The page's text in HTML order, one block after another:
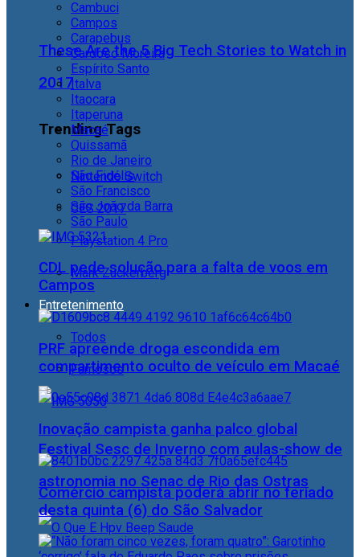
These Are the 5 Big Tech Stories to Watch in
2017
Trending Tags
Nintendo Switch
CES 2017
Playstation 4 Pro
Mark Zuckerberg
Entretenimento
Todos
Famosos
Festival Sesc de Inverno com aulas-show de
astronomia no Senac de Rio das Ostras
Cambuci
Campos
Carapebus
Cardoso Moreira
Espírito Santo
Italva
Itaocara
Itaperuna
Macaé
Quissamã
Rio de Janeiro
São Fidélis
São Francisco
São João da Barra
São Paulo
CDL pede solução para a falta de voos em
Campos
PRF apreende droga escondida em
compartimento oculto de veículo em Macaé
Inovação campista ganha palco global
Comércio campista poderá abrir no feriado
desta quinta (6) do São Salvador